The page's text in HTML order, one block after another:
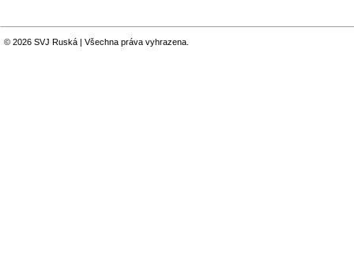
© 2026 SVJ Ruská | Všechna práva vyhrazena.